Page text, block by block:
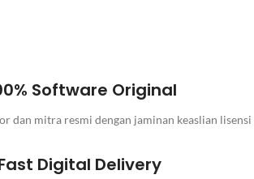
Software Original
dan mitra resmi dengan jaminan keaslian lisensi
Fast Digital Delivery